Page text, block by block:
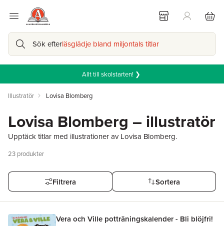
Sök efterläsglädje bland miljontals titlar
Allt till skolstarten! ❯
Illustratör Lovisa Blomberg
Lovisa Blomberg – illustratör
Upptäck titlar med illustrationer av Lovisa Blomberg.
23 produkter
Filtrera Sortera
Vera och Ville potträningskalender - Bli blöjfri!